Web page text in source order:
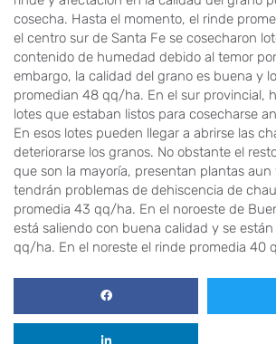
cosecha. Hasta el momento, el rinde
el centro sur de Santa Fe se cosecharon
contenido de humedad debido al temor
embargo, la calidad del grano es buena y
promedian 48 qq/ha. En el sur provincial,
lotes que estaban listos para cosecharse
En esos lotes pueden llegar a abrirse las
deteriorarse los granos. No obstante el
que son la mayoría, presentan plantas aun
tendrán problemas de dehiscencia de
promedia 43 qq/ha. En el noroeste de
está saliendo con buena calidad y se
qq/ha. En el noreste el rinde promedia 40